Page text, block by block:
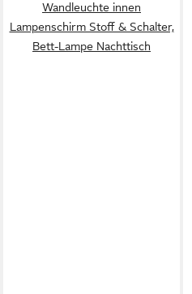
Wandleuchte innen
Lampenschirm Stoff & Schalter,
Bett-Lampe Nachttisch